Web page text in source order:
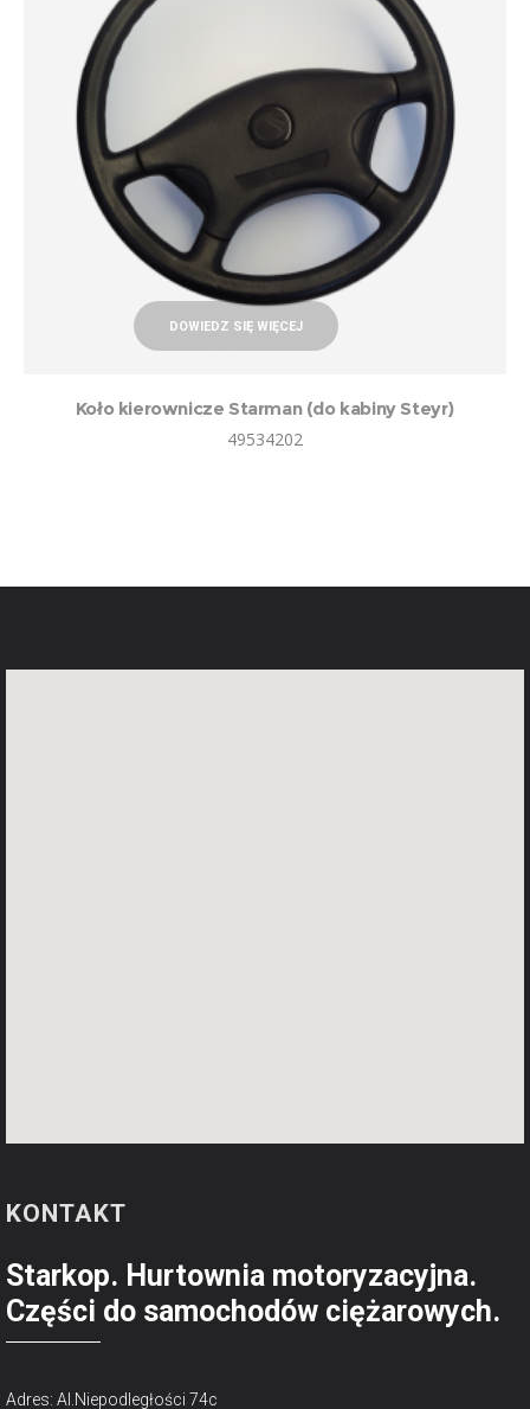
DOWIEDZ SIĘ WIĘCEJ
Koło kierownicze Starman (do kabiny Steyr)
49534202
KONTAKT
Starkop. Hurtownia motoryzacyjna.
Części do samochodów ciężarowych.
Adres: Al.Niepodległości 74c